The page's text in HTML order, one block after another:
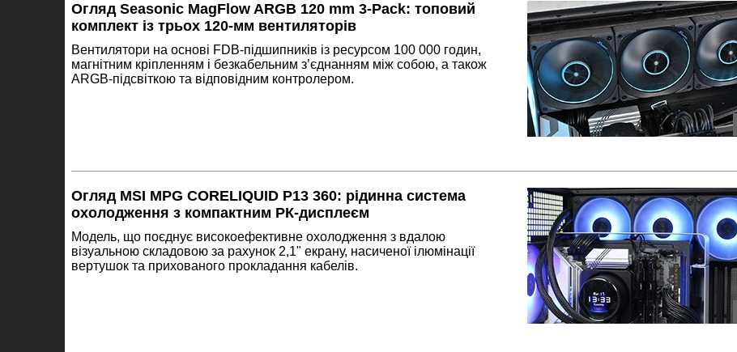
Огляд Seasonic MagFlow ARGB 120 mm 3-Pack: топовий
комплект із трьох 120-мм вентиляторів
Вентилятори на основі FDB-підшипників із ресурсом 100 000 годин,
магнітним кріпленням і безкабельним з’єднанням між собою, а також
ARGB-підсвіткою та відповідним контролером.
Огляд MSI MPG CORELIQUID P13 360: рідинна система
охолодження з компактним РК-дисплеєм
Модель, що поєднує високоефективне охолодження з вдалою
візуальною складовою за рахунок 2,1" екрану, насиченої ілюмінації
вертушок та прихованого прокладання кабелів.